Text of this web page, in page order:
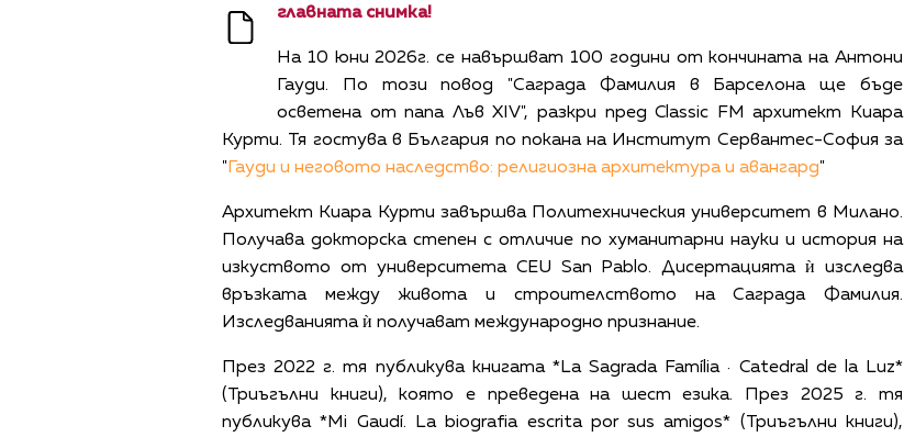
главната снимка!
На 10 юни 2026г. се навършват 100 години от кончината на Антони
Гауди. По този повод "Саграда Фамилия в Барселона ще бъде
осветена от папа Лъв XIV", разкри пред Classic FM архитект Киара
Курти. Тя гостува в България по покана на Институт Сервантес-София за
"Гауди и неговото наследство: религиозна архитектура и авангард"
Архитект Киара Курти завършва Политехническия университет в Милано.
Получава докторска степен с отличие по хуманитарни науки и история на
изкуството от университета CEU San Pablo. Дисертацията ѝ изследва
връзката между живота и строителството на Саграда Фамилия.
Изследванията ѝ получават международно признание.
През 2022 г. тя публикува книгата *La Sagrada Família · Catedral de la Luz*
(Триъгълни книги), която е преведена на шест езика. През 2025 г. тя
публикува *Mi Gaudí. La biografia escrita por sus amigos* (Триъгълни книги),